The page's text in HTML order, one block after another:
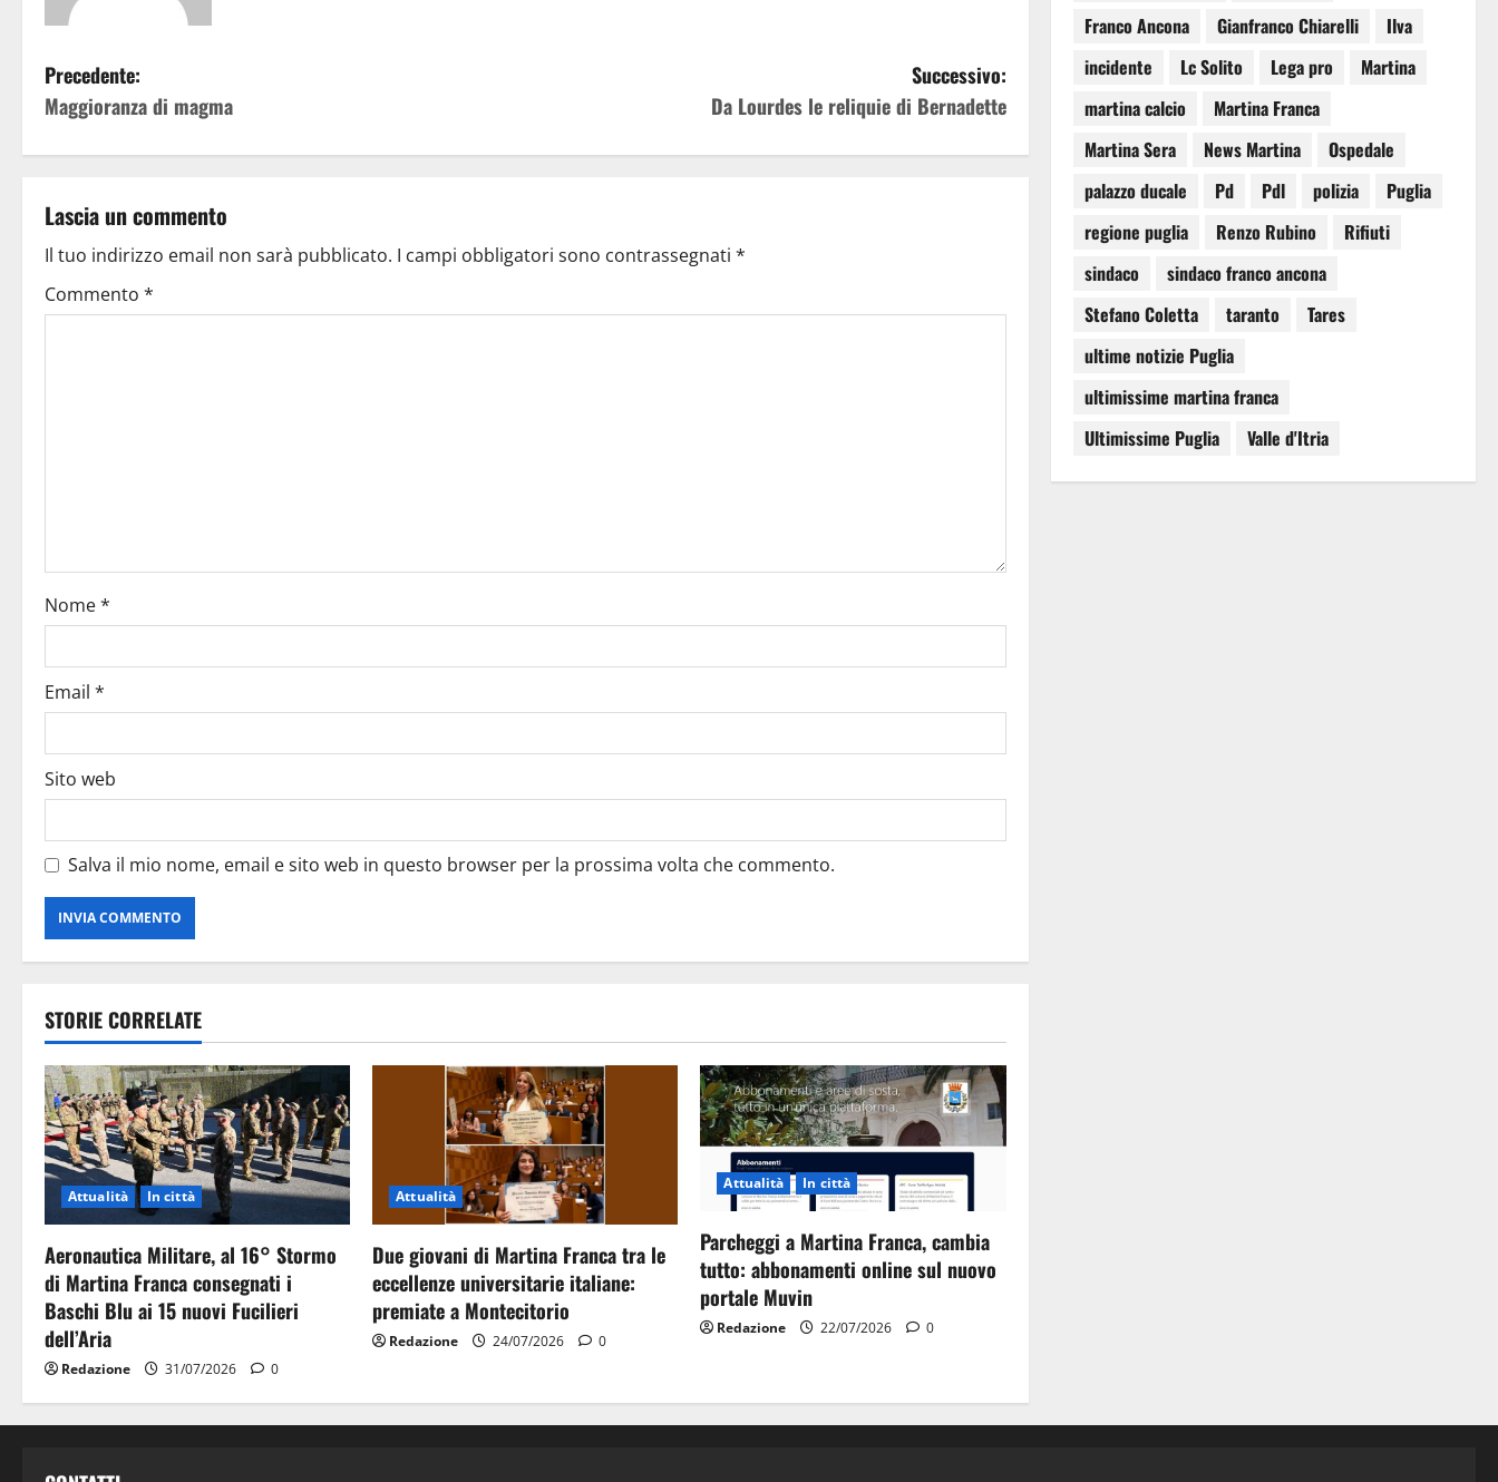
Precedente:
Maggioranza di magma
Successivo:
Da Lourdes le reliquie di Bernadette
Lascia un commento
Il tuo indirizzo email non sarà pubblicato. I campi obbligatori sono contrassegnati *
Commento *
Nome*
Email *
Sito web
Salva il mio nome, email e sito web in questo browser per la prossima volta che commento.
STORIE CORRELATE
Attualità In città
Aeronautica Militare, al 16° Stormo
di Martina Franca consegnati i
Baschi Blu ai 15 nuovi Fucilieri
dell’Aria
Redazione 31/07/2026 0
Attualità
Due giovani di Martina Franca tra le
eccellenze universitarie italiane:
premiate a Montecitorio
Redazione 24/07/2026 0
Attualità In città
Parcheggi a Martina Franca, cambia
tutto: abbonamenti online sul nuovo
portale Muvin
Redazione 22/07/2026 0
Franco Ancona
Gianfranco Chiarelli
Ilva
incidente
Lc Solito Lega pro
Martina
martina calcio
Martina Franca
Martina Sera
News Martina
Ospedale
palazzo ducale
Pd Pdl polizia
Puglia
regione puglia
Renzo Rubino
Rifiuti
sindaco
sindaco franco ancona
Stefano Coletta
taranto
Tares
ultime notizie Puglia
ultimissime martina franca
Ultimissime Puglia
Valle d'Itria